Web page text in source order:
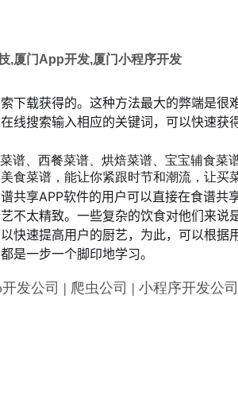
,厦门 App开发,厦门小程序开发
下载获得的。这种方法最大的弊端是
线搜索输入相应的关键词，可以快速
谱、西餐菜谱、烘焙菜谱、宝宝辅食
食菜谱，能让你紧跟时节和潮流，让买
共享APP软件的用户可以直接在食谱
不太精致。一些复杂的饮食对他们来
快速提高用户的厨艺，为此，可以根
是一步一个脚印地学习。
发公司 | 爬虫公司 | 小程序开发公司